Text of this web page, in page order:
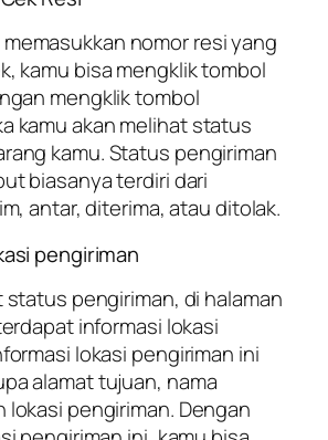
nomor resi yang
kamu bisa mengklik tombol
mengklik tombol
kamu akan melihat status
kamu. Status pengiriman
biasanya terdiri dari
antar, diterima, atau ditolak.
pengiriman
status pengiriman, di halaman
informasi lokasi
lokasi pengiriman ini
alamat tujuan, nama
lokasi pengiriman. Dengan